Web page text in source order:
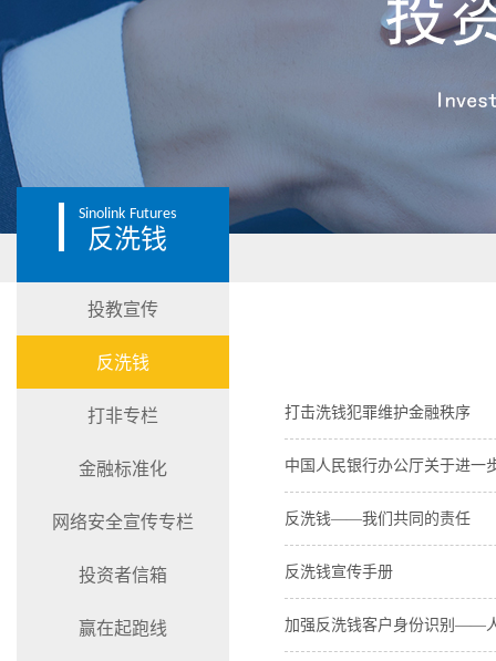
Sinolink Futures
反洗钱
投教宣传
反洗钱
打非专栏
金融标准化
网络安全宣传专栏
投资者信箱
赢在起跑线
打击洗钱犯罪维护金融秩序
中国人民银行办公厅关于进一
反洗钱——我们共同的责任
反洗钱宣传手册
加强反洗钱客户身份识别——